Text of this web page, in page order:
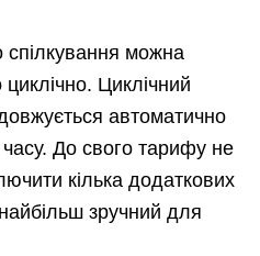
спілкування можна
Циклічний
автоматично
часу. До свого тарифу не
кілька додаткових
зручний для